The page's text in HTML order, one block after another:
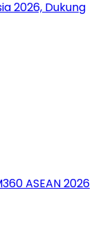
2026, Dukung
ASEAN 2026